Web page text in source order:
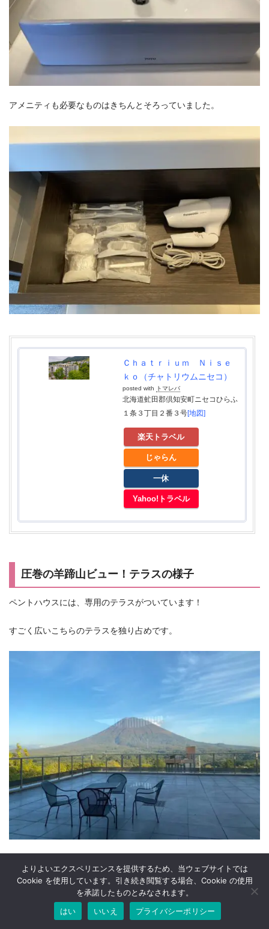
アメニティも必要なものはきちんとそろっていました。
Ｃｈａｔｒｉｕｍ Ｎｉｓｅ
ｋｏ（チャトリウムニセコ）
posted with トマレバ
北海道虻田郡倶知安町ニセコひらふ
１条３丁目２番３号[地図]
楽天トラベル
じゃらん
一休
Yahoo!トラベル
圧巻の羊蹄山ビュー！テラスの様子
ペントハウスには、専用のテラスがついています！
すごく広いこちらのテラスを独り占めです。
と、満天の星空を楽しむことができました。
こちらは明け方の写真。うまく写真が撮れなかったのですが、こ
の後羊蹄山の方に太陽が昇っていきました。
よりよいエクスペリエンスを提供するため、当ウェブサイトでは
Cookie を使用しています。引き続き閲覧する場合、Cookie の使用
を承諾したものとみなされます。
はい
いいえ プライバシーポリシー